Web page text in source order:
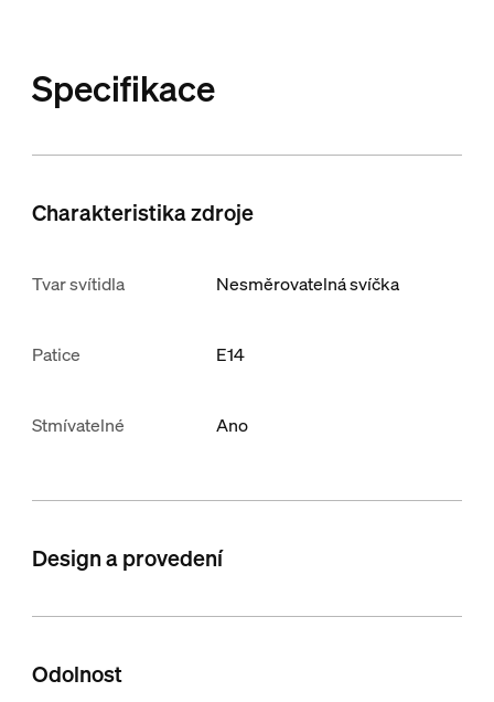
Specifikace
Charakteristika zdroje
Tvar svítidla Nesměrovatelná svíčka
Patice E14
Stmívatelné Ano
Design a provedení
Odolnost